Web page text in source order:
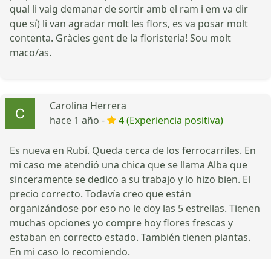
qual li vaig demanar de sortir amb el ram i em va dir
que sí) li van agradar molt les flors, es va posar molt
contenta. Gràcies gent de la floristeria! Sou molt
maco/as.
Carolina Herrera
hace 1 año -
4 (Experiencia positiva)
Es nueva en Rubí. Queda cerca de los ferrocarriles. En
mi caso me atendió una chica que se llama Alba que
sinceramente se dedico a su trabajo y lo hizo bien. El
precio correcto. Todavía creo que están
organizándose por eso no le doy las 5 estrellas. Tienen
muchas opciones yo compre hoy flores frescas y
estaban en correcto estado. También tienen plantas.
En mi caso lo recomiendo.